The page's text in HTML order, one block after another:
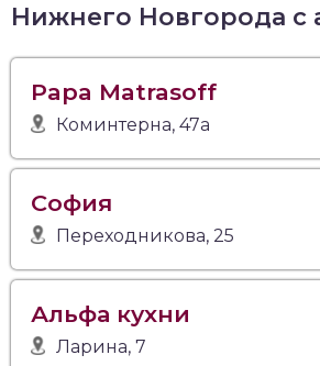
Нижнего Новгорода с
Papa Matrasoff
Коминтерна, 47а
София
Переходникова, 25
Альфа кухни
Ларина, 7